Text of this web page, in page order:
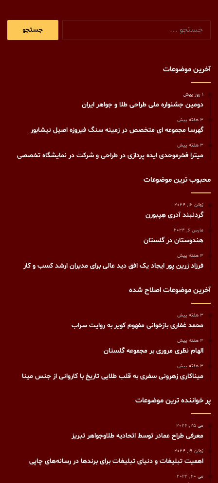
آخرین موضوعات
1 روز پیش
دومین جشنواره ملی طراحی طلا و جواهر ایران
3 هفته پیش
گهرسا مجموعه ای متخصص در زمینه سنگ فیروزه اصیل نیشابور
3 هفته پیش
میترا فخرموحدی ایده پردازی در طراحی و شرکت در نمایشگاه تخصصی
محبوب ترین موضوعات
ژوئن 12, 2024
گردنبند آدری هِپبورن
مارس 6, 2024
هندوستان در گلستان
3 هفته پیش
فرزاد زرین پور ایجاد یک افق دید عالی برای مدیران ارشد کسب و کار
آخرین موضوعات اصلاح شده
3 هفته پیش
محمد غفاری بازخوانی مفهوم کویر به روایت سراب
3 هفته پیش
الهام نظری مروری بر مجموعه گلستان
3 هفته پیش
میناکاری زهرونی سفری به قلب طلایی تاریخ با کاروانی از جنس مینا
پر خواننده ترین موضوعات
می 25, 2024
معرفی طراح عمادر توسط اتحادیه طلاوجواهر تبریز
ژوئن 19, 2024
اهمیت تبلیغات و دنیای تبلیغات برای برندها در رسانه‌های چاپی
می 20, 2024